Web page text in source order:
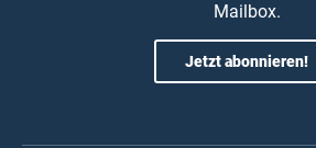
Mailbox.
Jetzt abonnieren!